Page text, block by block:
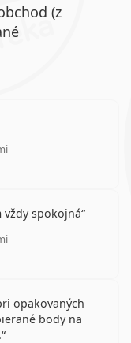
(z
5
spokojná
5
opakovaných
body na